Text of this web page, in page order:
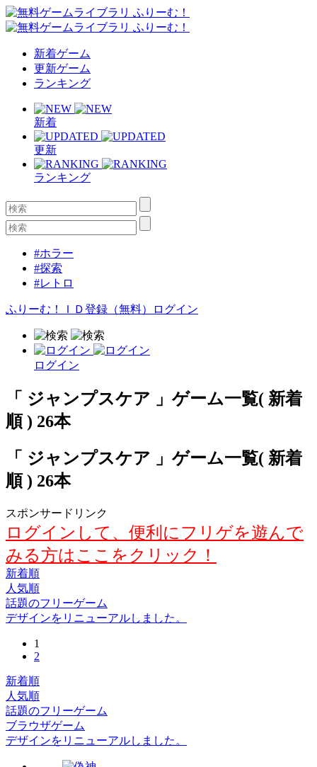
新着ゲーム
更新ゲーム
ランキング
新着
更新
ランキング
#ホラー
#探索
#レトロ
ふりーむ！ＩＤ登録（無料） ログイン
ログイン
「 ジャンプスケア 」ゲーム一覧( 新着
順 ) 26本
「 ジャンプスケア 」ゲーム一覧( 新着
順 ) 26本
スポンサードリンク
ログインして、便利にフリゲを遊んで
みる方はここをクリック！
新着順
人気順
話題のフリーゲーム
デザインをリニューアルしました。
1
2
新着順
人気順
話題のフリーゲーム
ブラウザゲーム
デザインをリニューアルしました。